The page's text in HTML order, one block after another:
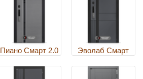
Пиано Смарт 2.0 Эволаб Смарт